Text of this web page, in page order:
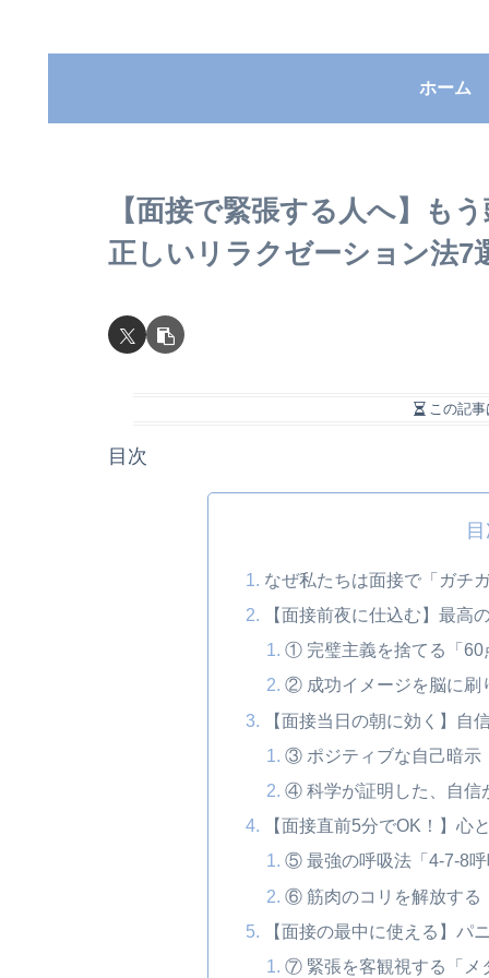
ホーム
【面接で緊張する人へ】も
正しいリラクゼーション法7
この記事
目次
なぜ私たちは面接で「ガチ
【面接前夜に仕込む】最高
① 完璧主義を捨てる「60
② 成功イメージを脳に刷
【面接当日の朝に効く】自
③ ポジティブな自己暗示
④ 科学が証明した、自信
【面接直前5分でOK！】心
⑤ 最強の呼吸法「4-7-8
⑥ 筋肉のコリを解放する
【面接の最中に使える】パ
⑦ 緊張を客観視する「メ